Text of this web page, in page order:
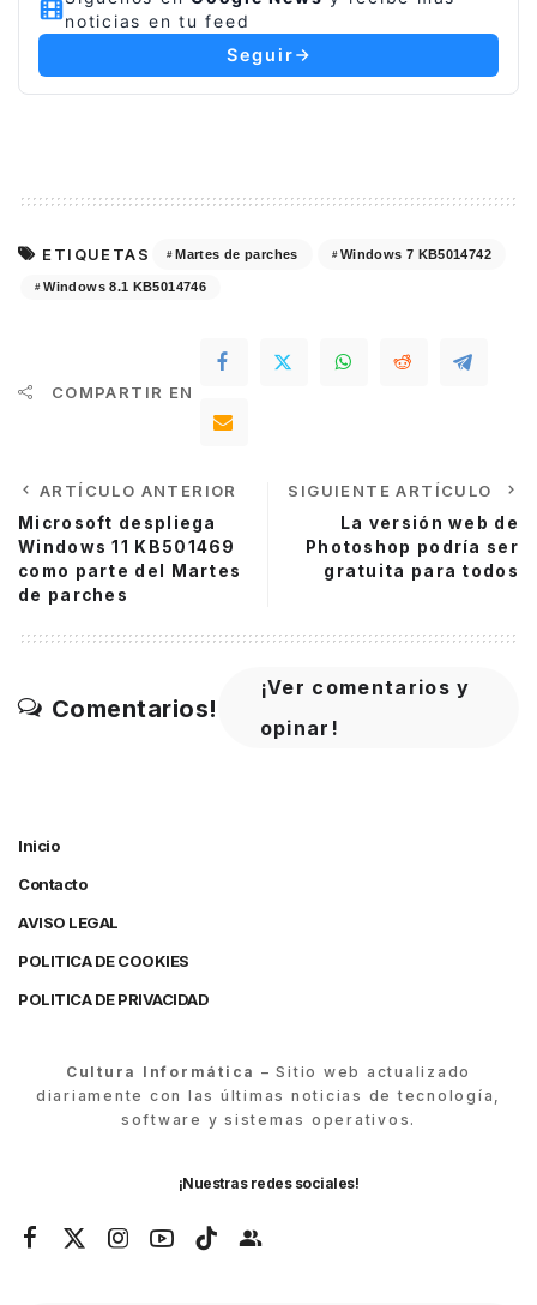
noticias en tu feed
Seguir
ETIQUETAS Martes de parches Windows 7 KB5014742
Windows 8.1 KB5014746
COMPARTIR EN
ARTÍCULO ANTERIOR
Microsoft despliega
Windows 11 KB501469
como parte del Martes
de parches
SIGUIENTE ARTÍCULO
La versión web de
Photoshop podría ser
gratuita para todos
Comentarios!
¡Ver comentarios y
opinar!
Inicio
Contacto
AVISO LEGAL
POLITICA DE COOKIES
POLITICA DE PRIVACIDAD
Cultura Informática – Sitio web actualizado
diariamente con las últimas noticias de tecnología,
software y sistemas operativos.
¡Nuestras redes sociales!